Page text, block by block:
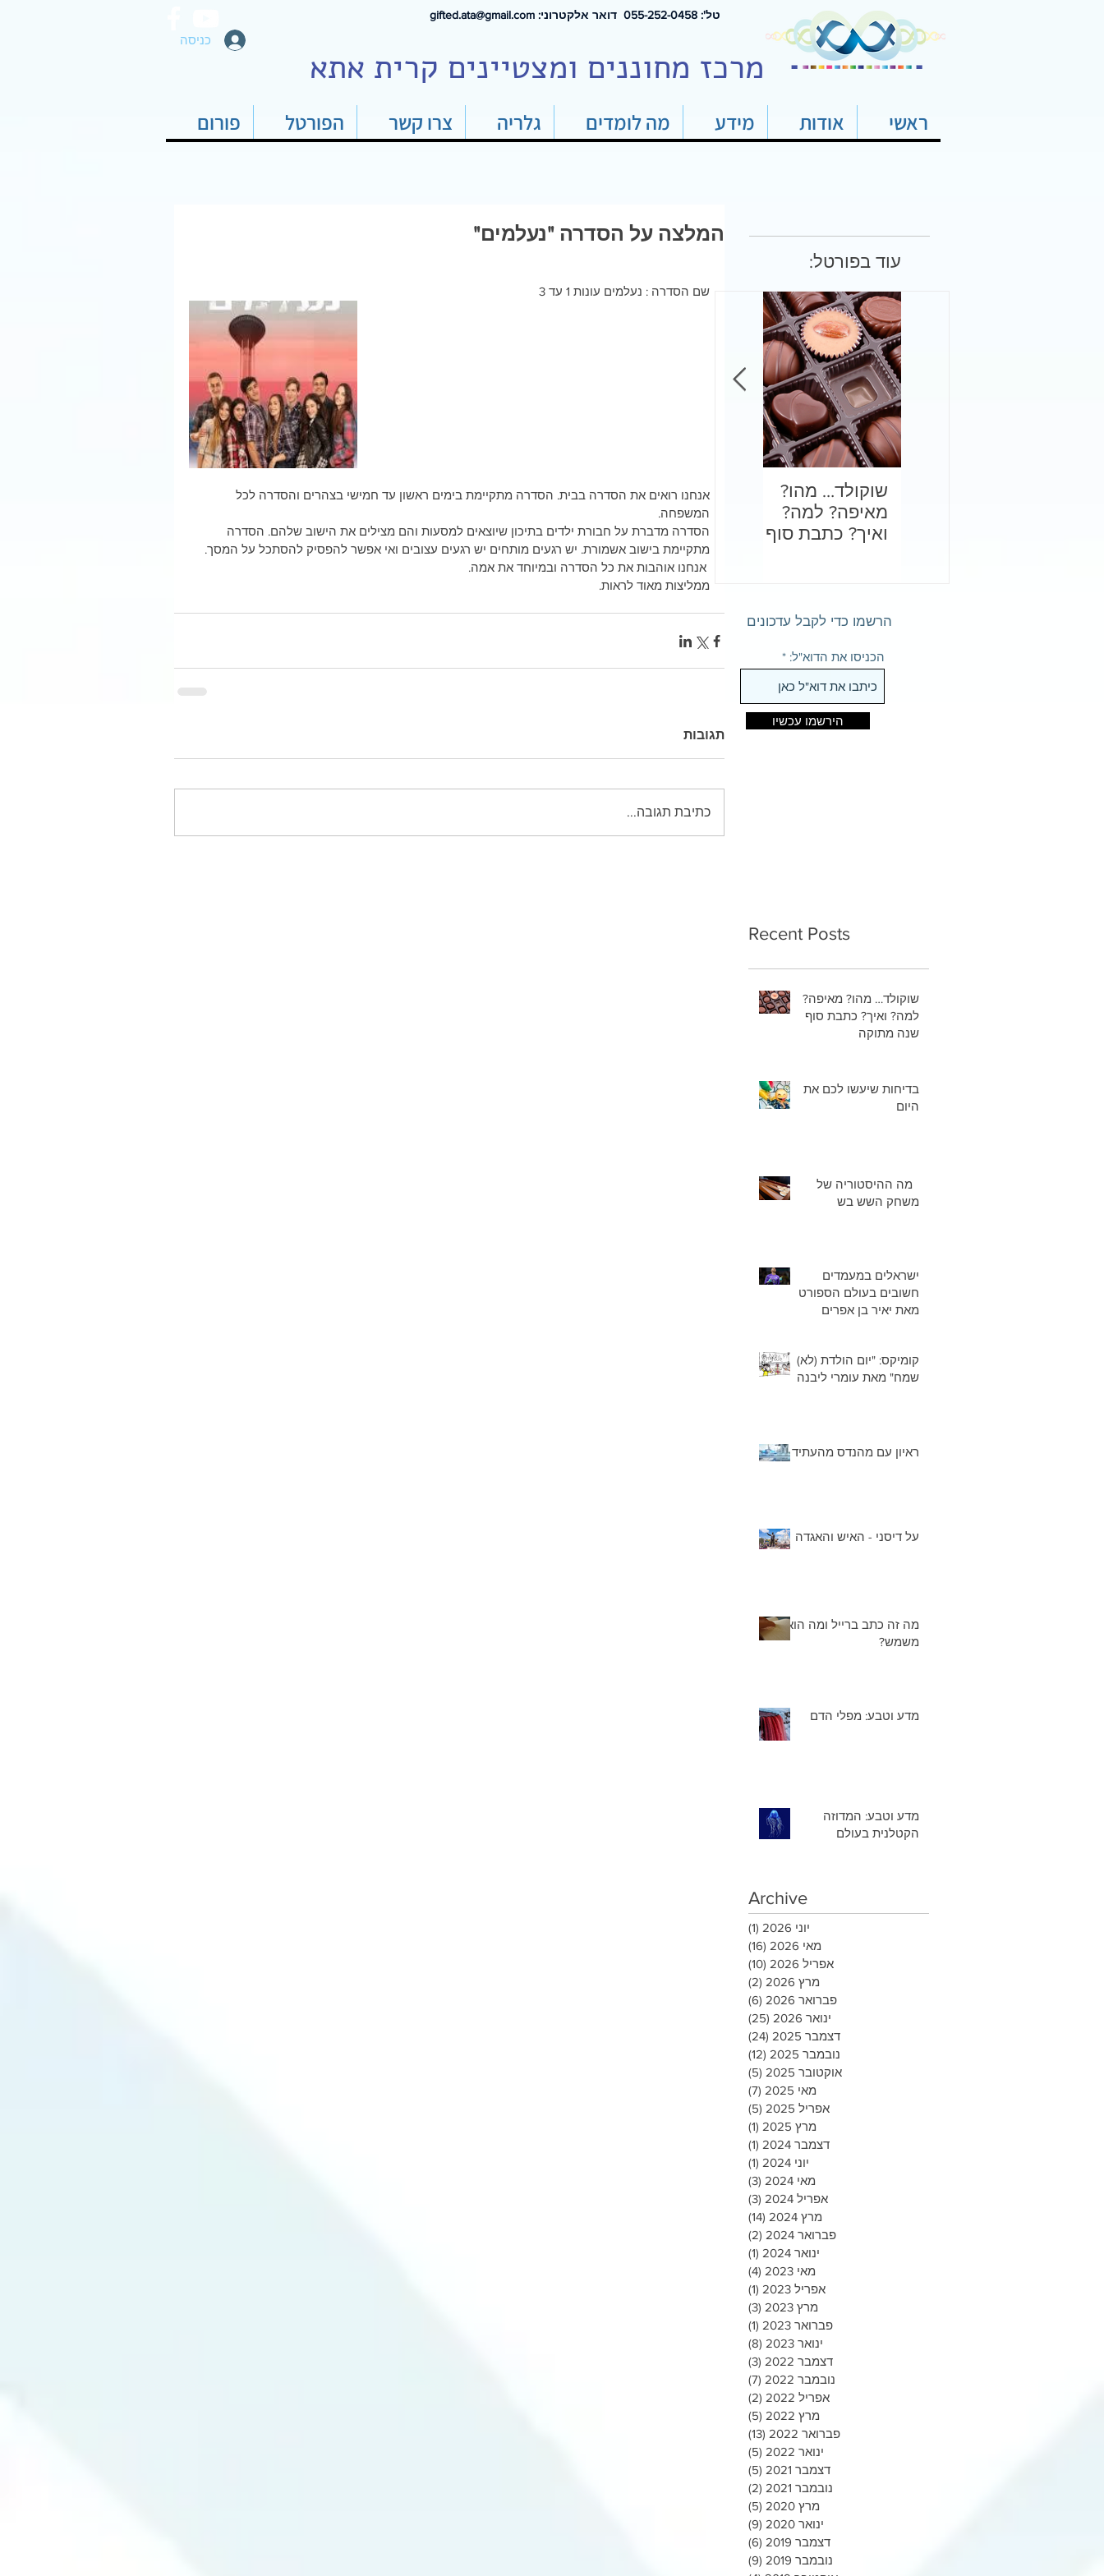
טל': 0 55-252-0458 דואר אלקטרוני: gifted.ata@gmail.com
מרכז מחוננים ומצטיינים קרית אתא
כניסה
ראשי אודות מידע מה לומדים גלריה צרו קשר הפורטל פורום
המלצה על הסדרה "נעלמים"
שם הסדרה : נעלמים עונות 1 עד 3
אנחנו רואים את הסדרה בבית. הסדרה מתקיימת בימים ראשון עד חמישי בצהרים והסדרה לכל
המשפחה.
הסדרה מדברת על חבורת ילדים בתיכון שיוצאים למסעות והם מצילים את הישוב שלהם. הסדרה
מתקיימת בישוב אשמורת. יש רגעים מותחים יש רגעים עצובים ואי אפשר להפסיק להסתכל על המסך.
ממליצות מאוד לראות.
תגובות
כתיבת תגובה...
עוד בפורטל:
שוקולד… מהו?
מאיפה? למה?
ואיך? כתבת סוף
בדיחות שיעשו
לכם את היום
מה ההיסטוריה
בש
הרשמו כדי לקבל עדכונים
הכניסו את הדוא"ל:
הירשמו עכשיו
Recent Posts
שוקולד… מהו? מאיפה?
למה? ואיך? כתבת סוף
שנה מתוקה
בדיחות שיעשו לכם את
היום
מה ההיסטוריה של
משחק השש בש
ישראלים במעמדים
חשובים בעולם הספורט
מאת יאיר בן אפרים
קומיקס: "יום הולדת (לא)
שמח" מאת עומרי ליבנה
ראיון עם מהנדס מהעתיד
על דיסני - האיש והאגדה
מה זה כתב ברייל ומה הוא
משמש?
מדע וטבע: מפלי הדם
מדע וטבע: המדוזה
הקטלנית בעולם
Archive
יוני 2026 (1)
מאי 2026
(16)
אפריל 2026
(10)
מרץ 2026
(2)
פברואר 2026
(6)
ינואר 2026
(25)
דצמבר 2025
(24)
נובמבר 2025
(12)
אוקטובר 2025
(5)
מאי 2025
(7)
אפריל 2025
(5)
מרץ 2025
(1)
דצמבר 2024
(1)
יוני 2024
(1)
מאי 2024
(3)
אפריל 2024
(3)
מרץ 2024
(14)
פברואר 2024
(2)
ינואר 2024
(1)
מאי 2023
(4)
אפריל 2023
(1)
מרץ 2023
(3)
פברואר 2023
(1)
ינואר 2023
(8)
דצמבר 2022
(3)
נובמבר 2022
(7)
אפריל 2022
(2)
מרץ 2022
(5)
פברואר 2022
(13)
ינואר 2022
(5)
דצמבר 2021
(5)
נובמבר 2021
(2)
מרץ 2020
(5)
ינואר 2020
(9)
דצמבר 2019
(6)
נובמבר 2019
(9)